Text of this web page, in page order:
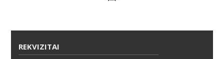
REKVIZITAI